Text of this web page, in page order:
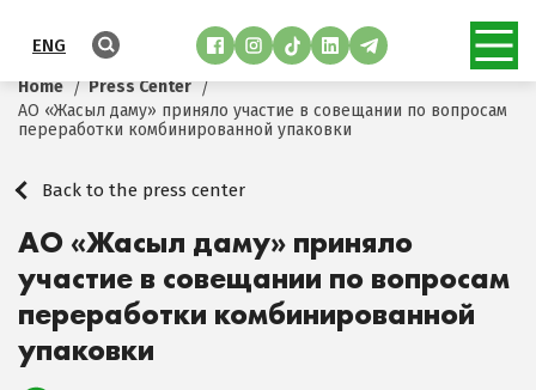
ENG
Home
Press Center
АО «Жасыл даму» приняло участие в совещании по вопросам
переработки комбинированной упаковки
Back to the press center
АО «Жасыл даму» приняло
участие в совещании по вопросам
переработки комбинированной
упаковки